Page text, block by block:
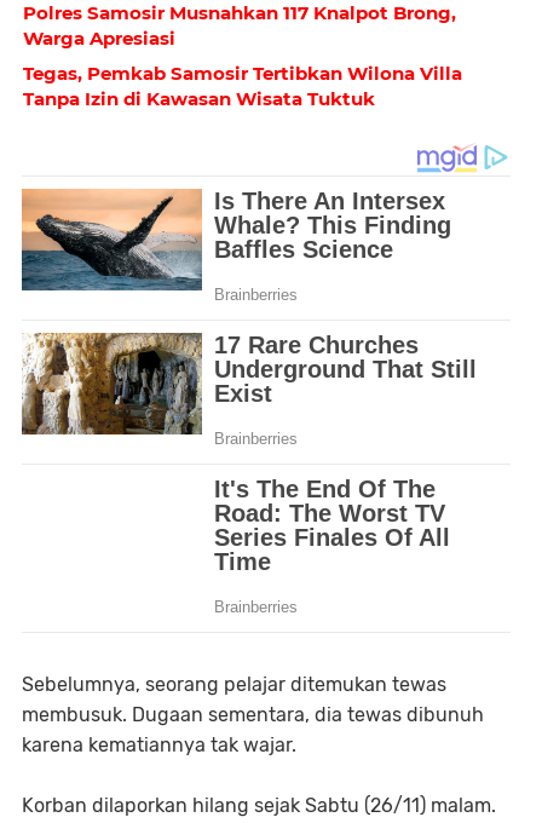
Polres Samosir Musnahkan 117 Knalpot Brong,
Warga Apresiasi
Tegas, Pemkab Samosir Tertibkan Wilona Villa
Tanpa Izin di Kawasan Wisata Tuktuk
Sebelumnya, seorang pelajar ditemukan tewas
membusuk. Dugaan sementara, dia tewas dibunuh
karena kematiannya tak wajar.
Korban dilaporkan hilang sejak Sabtu (26/11) malam.